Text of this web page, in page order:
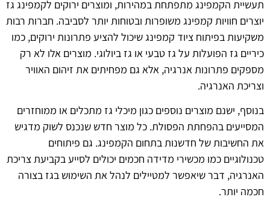
תעשיית הקמפינג מתפתחת במהירות, ומוצרים ירוקים לקמפינג גז
יוצרים חוויות קמפינג משופרות ובטוחות יותר לסביבה. חברות רבות
משקיעות בפיתוח ציוד קמפינג שיכול להציע פתרונות ירוקים, כמו
כיריים גז הפועלות על גז טבעי או גז ביולוגי. מוצרים אלו לא רק
מספקים פתרונות אנרגיה, אלא גם מפחיתים את זיהום האוויר
וצריכת האנרגיה.
בנוסף, ישנם מוצרים נוספים כגון מיכלי גז מתכלים או ממוחזרים
המסייעים בהפחתת הפסולת. כל מוצר חדש שנכנס לשוק מדגיש
את החשיבות של חדשנות בתחום הקמפינג. גם פיתוחים
טכנולוגיים כמו מכשירי מדידה חכמים יכולים לסייע בקביעת צריכת
האנרגיה, דבר שיאפשר למטיילים לנהל את השימוש בגז בצורה
חכמה יותר.